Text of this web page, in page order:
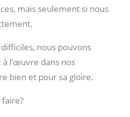
mais seulement si nous
nous pouvons
l’œuvre dans nos
bien et pour sa gloire.